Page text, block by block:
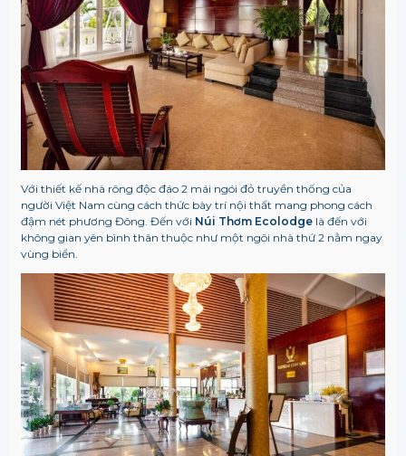
Với thiết kế nhà rông độc đáo 2 mái ngói đỏ truyền thống của
người Việt Nam cùng cách thức bày trí nội thất mang phong cách
đậm nét phương Đông. Đến với Núi Thơm Ecolodgelà đến với
không gian yên bình thân thuộc như một ngôi nhà thứ 2 nằm ngay
vùng biển.